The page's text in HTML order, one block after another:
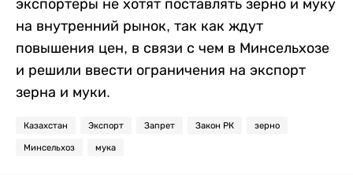
экспортеры не хотят поставлять зерно и муку
на внутренний рынок, так как ждут
повышения цен, в связи с чем в Минсельхозе
и решили ввести ограничения на экспорт
зерна и муки.
Казахстан Экспорт Запрет Закон РК зерно
Минсельхоз мука